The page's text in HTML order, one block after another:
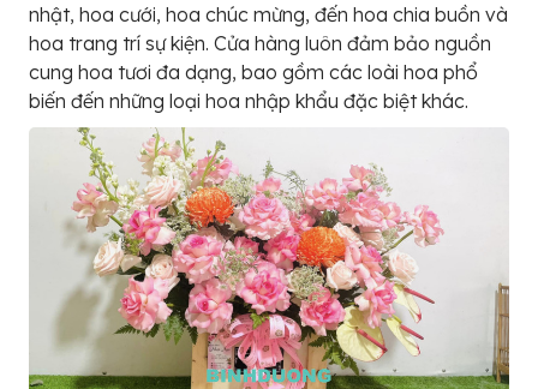
nhật, hoa cưới, hoa chúc mừng, đến hoa chia buồn và
hoa trang trí sự kiện. Cửa hàng luôn đảm bảo nguồn
cung hoa tươi đa dạng, bao gồm các loài hoa phổ
biến đến những loại hoa nhập khẩu đặc biệt khác.